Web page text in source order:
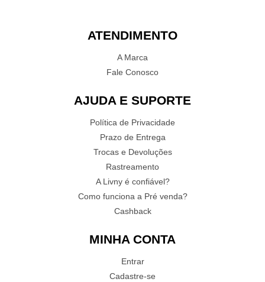
ATENDIMENTO
A Marca
Fale Conosco
AJUDA E SUPORTE
Política de Privacidade
Prazo de Entrega
Trocas e Devoluções
Rastreamento
A Livny é confiável?
Como funciona a Pré venda?
Cashback
MINHA CONTA
Entrar
Cadastre-se